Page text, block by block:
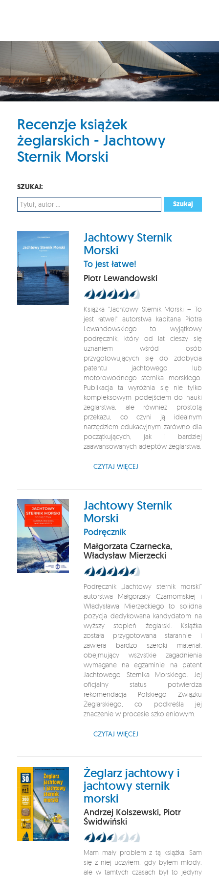
Recenzje książek
żeglarskich - Jachtowy
Sternik Morski
SZUKAJ:
Szukaj
Jachtowy Sternik
Morski
To jest łatwe!
Piotr Lewandowski
Książka "Jachtowy Sternik Morski – To
jest łatwe!" autorstwa kapitana Piotra
Lewandowskiego to wyjątkowy
podręcznik, który od lat cieszy się
uznaniem wśród osób
przygotowujących się do zdobycia
patentu jachtowego lub
motorowodnego sternika morskiego.
Publikacja ta wyróżnia się nie tylko
kompleksowym podejściem do nauki
żeglarstwa, ale również prostotą
przekazu, co czyni ją idealnym
narzędziem edukacyjnym zarówno dla
początkujących, jak i bardziej
zaawansowanych adeptów żeglarstwa.
CZYTAJ WIĘCEJ
Jachtowy Sternik
Morski
Podręcznik
Małgorzata Czarnecka,
Władysław Mierzecki
Podręcznik „Jachtowy sternik morski”
autorstwa Małgorzaty Czarnomskiej i
Władysława Mierzeckiego to solidna
pozycja dedykowana kandydatom na
wyższy stopień żeglarski. Książka
została przygotowana starannie i
zawiera bardzo szeroki materiał,
obejmujący wszystkie zagadnienia
wymagane na egzaminie na patent
Jachtowego Sternika Morskiego. Jej
oficjalny status potwierdza
rekomendacja Polskiego Związku
Żeglarskiego, co podkreśla jej
znaczenie w procesie szkoleniowym.
CZYTAJ WIĘCEJ
Żeglarz jachtowy i
jachtowy sternik
morski
Andrzej Kolszewski, Piotr
Świdwiński
Mam mały problem z tą książka. Sam
się z niej uczyłem, gdy byłem młody,
ale w tamtych czasach był to jedyny